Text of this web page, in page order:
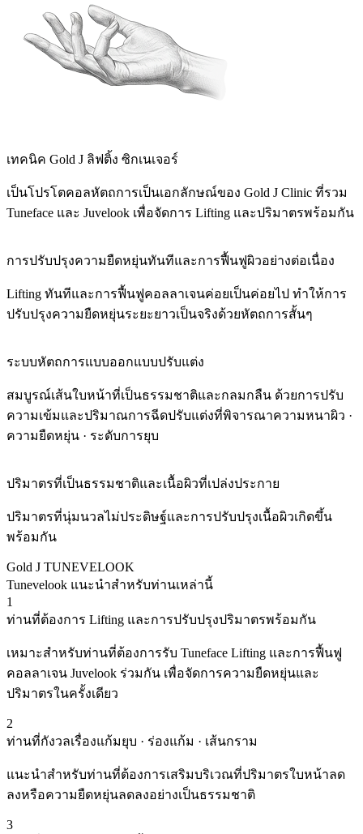
เทคนิค Gold J ลิฟติ้ง ซิกเนเจอร์
เป็นโปรโตคอลหัตถการเป็นเอกลักษณ์ของ Gold J Clinic ที่รวม
Tuneface และ Juvelook เพื่อจัดการ Lifting และปริมาตรพร้อมกัน
การปรับปรุงความยืดหยุ่นทันทีและการฟื้นฟูผิวอย่างต่อเนื่อง
Lifting ทันทีและการฟื้นฟูคอลลาเจนค่อยเป็นค่อยไป ทำให้การ
ปรับปรุงความยืดหยุ่นระยะยาวเป็นจริงด้วยหัตถการสั้นๆ
ระบบหัตถการแบบออกแบบปรับแต่ง
สมบูรณ์เส้นใบหน้าที่เป็นธรรมชาติและกลมกลืน ด้วยการปรับ
ความเข้มและปริมาณการฉีดปรับแต่งที่พิจารณาความหนาผิว ·
ความยืดหยุ่น · ระดับการยุบ
ปริมาตรที่เป็นธรรมชาติและเนื้อผิวที่เปล่งประกาย
ปริมาตรที่นุ่มนวลไม่ประดิษฐ์และการปรับปรุงเนื้อผิวเกิดขึ้น
พร้อมกัน
Gold J TUNEVELOOK
Tunevelook แนะนำสำหรับท่านเหล่านี้
1
ท่านที่ต้องการ Lifting และการปรับปรุงปริมาตรพร้อมกัน
เหมาะสำหรับท่านที่ต้องการรับ Tuneface Lifting และการฟื้นฟู
คอลลาเจน Juvelook ร่วมกัน เพื่อจัดการความยืดหยุ่นและ
ปริมาตรในครั้งเดียว
2
ท่านที่กังวลเรื่องแก้มยุบ · ร่องแก้ม · เส้นกราม
แนะนำสำหรับท่านที่ต้องการเสริมบริเวณที่ปริมาตรใบหน้าลด
ลงหรือความยืดหยุ่นลดลงอย่างเป็นธรรมชาติ
3